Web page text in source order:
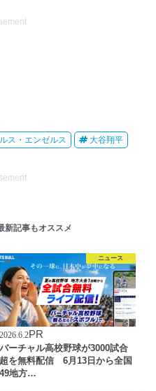
ス・エンゼルス 大谷翔平
新記事もオススメ
ニュース
2026.6.2PR
バーチャル高校野球が3000試合
超を無料配信 6月13日から全国
49地方…